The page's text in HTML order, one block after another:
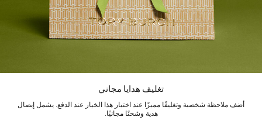
تغليف هدايا مجاني
أضف ملاحظة شخصية وتغليفًا مميزًا عند اختيار هذا الخيار عند الدفع. يشمل إيصال
هدية وشحنًا مجانيًا.